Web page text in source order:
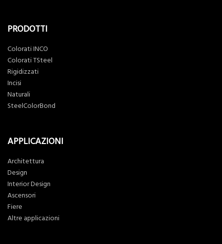
PRODOTTI
Colorati INCO
Colorati TSteel
Rigidizzati
Incisi
Naturali
SteelColorBond
APPLICAZIONI
Architettura
Design
Interior Design
Ascensori
Fiere
Altre applicazioni